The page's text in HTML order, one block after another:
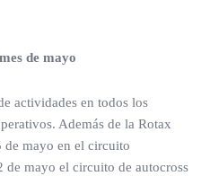
de mayo
actividades en todos los
Además de la Rotax
de mayo en el circuito
mayo el circuito de autocross